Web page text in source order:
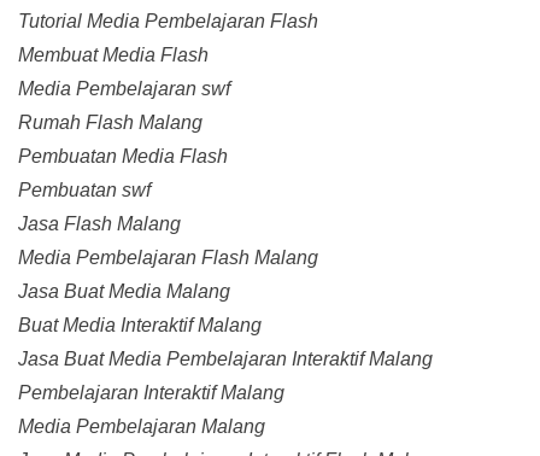
Tutorial Media Pembelajaran Flash
Membuat Media Flash
Media Pembelajaran swf
Rumah Flash Malang
Pembuatan Media Flash
Pembuatan swf
Jasa Flash Malang
Media Pembelajaran Flash Malang
Jasa Buat Media Malang
Buat Media Interaktif Malang
Jasa Buat Media Pembelajaran Interaktif Malang
Pembelajaran Interaktif Malang
Media Pembelajaran Malang